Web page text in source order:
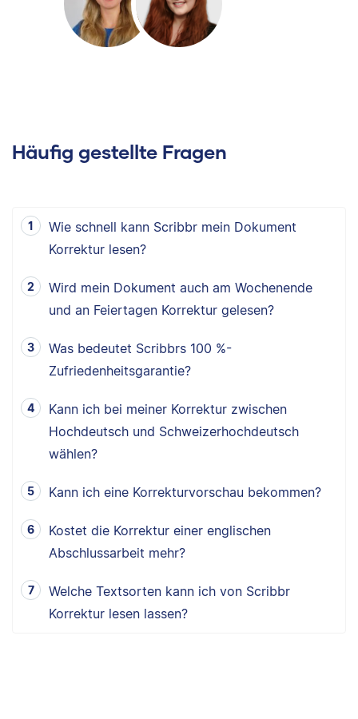
Häufig gestellte Fragen
Wie schnell kann Scribbr mein Dokument
Korrektur lesen?
Wird mein Dokument auch am Wochenende
und an Feiertagen Korrektur gelesen?
Was bedeutet Scribbrs 100 %-
Zufriedenheitsgarantie?
Kann ich bei meiner Korrektur zwischen
Hochdeutsch und Schweizerhochdeutsch
wählen?
Kann ich eine Korrekturvorschau bekommen?
Kostet die Korrektur einer englischen
Abschlussarbeit mehr?
Welche Textsorten kann ich von Scribbr
Korrektur lesen lassen?